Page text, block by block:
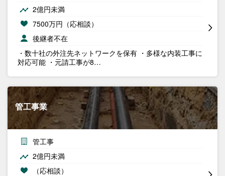
2億円未満
7500万円（応相談）
後継者不在
・数十社の外注先ネットワークを保有 ・多様な内装工事に
対応可能 ・元請工事が8…
管工事業
管工事
2億円未満
（応相談）